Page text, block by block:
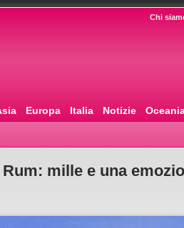
Chi
Europa Italia Notizie
mille e una